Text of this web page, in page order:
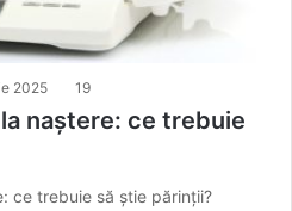
2025 19
naștere: ce trebuie
ce trebuie să știe părinții?